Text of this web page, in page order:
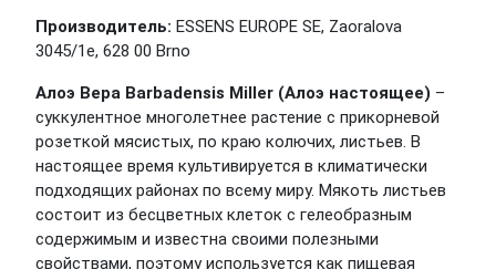
Производитель: ESSENS EUROPE SE, Zaoralova
3045/1e, 628 00 Brno
Алоэ Вера Barbadensis Miller (Алоэ настоящее) –
суккулентное многолетнее растение с прикорневой
розеткой мясистых, по краю колючих, листьев. В
настоящее время культивируется в климатически
подходящих районах по всему миру. Мякоть листьев
состоит из бесцветных клеток с гелеобразным
содержимым и известна своими полезными
свойствами, поэтому используется как пищевая